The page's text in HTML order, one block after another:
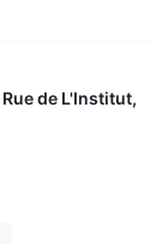
Rue de L'Institut,